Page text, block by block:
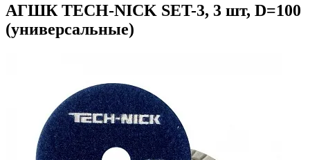
АГШК TECH-NICK SET-3, 3 шт, D=100
(универсальные)